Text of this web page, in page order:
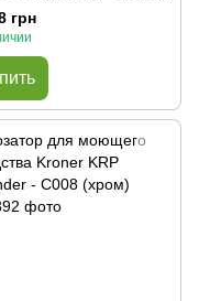
(хром)
грн